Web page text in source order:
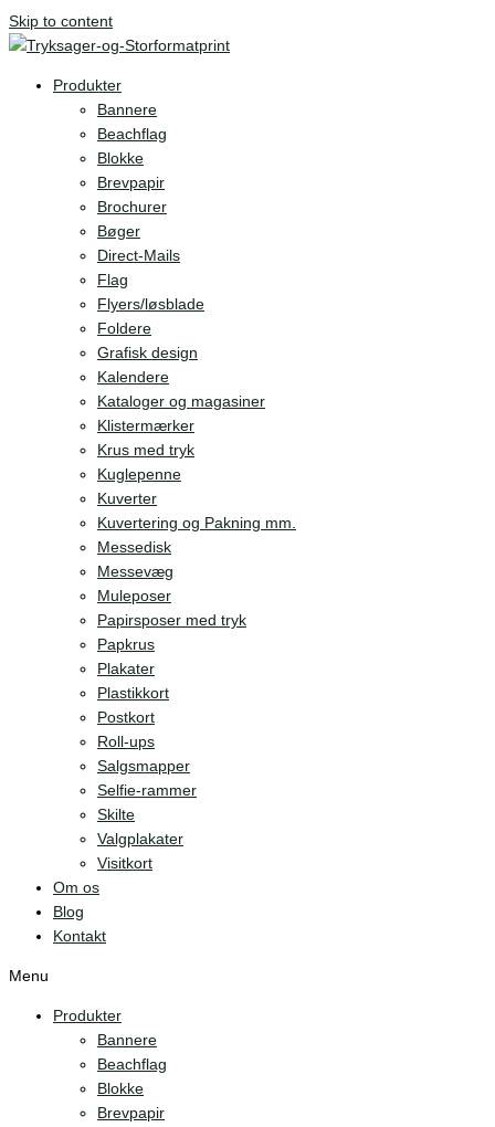
Skip to content
Produkter
Bannere
Beachflag
Blokke
Brevpapir
Brochurer
Bøger
Direct-Mails
Flag
Flyers/løsblade
Foldere
Grafisk design
Kalendere
Kataloger og magasiner
Klistermærker
Krus med tryk
Kuglepenne
Kuverter
Kuvertering og Pakning mm.
Messedisk
Messevæg
Muleposer
Papirsposer med tryk
Papkrus
Plakater
Plastikkort
Postkort
Roll-ups
Salgsmapper
Selfie-rammer
Skilte
Valgplakater
Visitkort
Om os
Blog
Kontakt
Menu
Produkter
Bannere
Beachflag
Blokke
Brevpapir